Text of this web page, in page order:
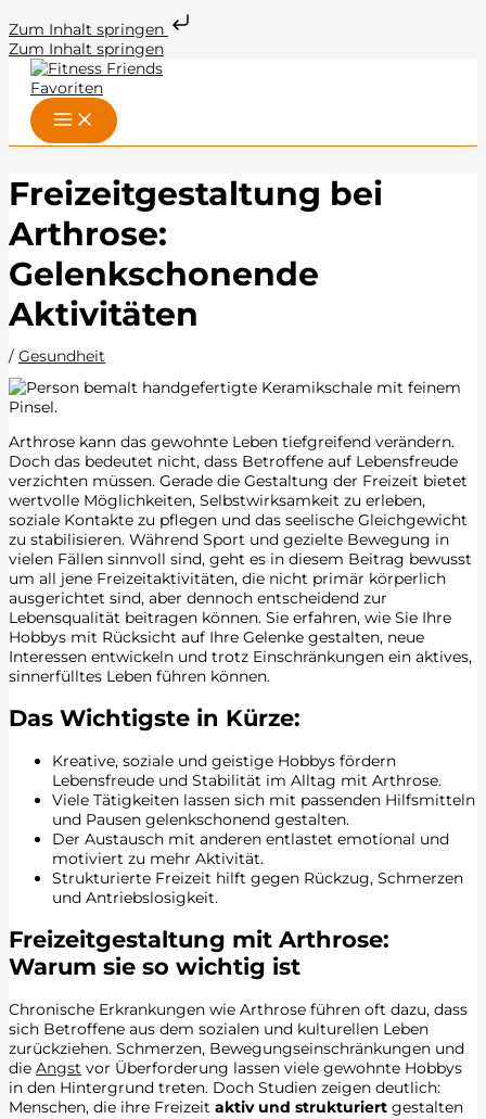
Zum Inhalt springen
Zum Inhalt springen
Freizeitgestaltung bei
Arthrose:
Gelenkschonende
Aktivitäten
/ Gesundheit
Arthrose kann das gewohnte Leben tiefgreifend verändern.
Doch das bedeutet nicht, dass Betroffene auf Lebensfreude
verzichten müssen. Gerade die Gestaltung der Freizeit bietet
wertvolle Möglichkeiten, Selbstwirksamkeit zu erleben,
soziale Kontakte zu pflegen und das seelische Gleichgewicht
zu stabilisieren. Während Sport und gezielte Bewegung in
vielen Fällen sinnvoll sind, geht es in diesem Beitrag bewusst
um all jene Freizeitaktivitäten, die nicht primär körperlich
ausgerichtet sind, aber dennoch entscheidend zur
Lebensqualität beitragen können. Sie erfahren, wie Sie Ihre
Hobbys mit Rücksicht auf Ihre Gelenke gestalten, neue
Interessen entwickeln und trotz Einschränkungen ein aktives,
sinnerfülltes Leben führen können.
Das Wichtigste in Kürze:
Kreative, soziale und geistige Hobbys fördern
Lebensfreude und Stabilität im Alltag mit Arthrose.
Viele Tätigkeiten lassen sich mit passenden Hilfsmitteln
und Pausen gelenkschonend gestalten.
Der Austausch mit anderen entlastet emotional und
motiviert zu mehr Aktivität.
Strukturierte Freizeit hilft gegen Rückzug, Schmerzen
und Antriebslosigkeit.
Freizeitgestaltung mit Arthrose:
Warum sie so wichtig ist
Chronische Erkrankungen wie Arthrose führen oft dazu, dass
sich Betroffene aus dem sozialen und kulturellen Leben
zurückziehen. Schmerzen, Bewegungseinschränkungen und
die Angst vor Überforderung lassen viele gewohnte Hobbys
in den Hintergrund treten. Doch Studien zeigen deutlich:
Menschen, die ihre Freizeit aktiv und strukturiert gestalten